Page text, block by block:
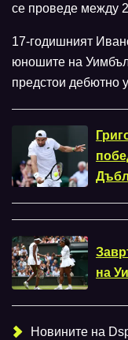
се проведе между
17-годишният
юношите на
предстои дебютно
на
Новините на